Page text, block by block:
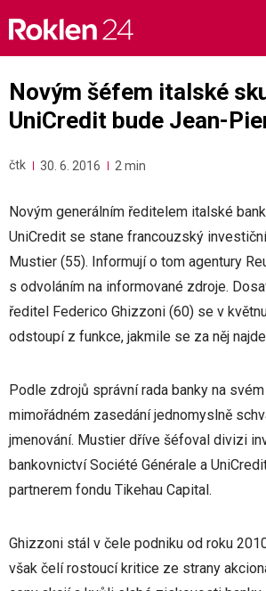
content
Novým šéfem italské
UniCredit bude Jean-
čtk 30. 6. 2016 2 min
Novým generálním ředitelem italské
UniCredit se stane francouzský
Mustier (55). Informují o tom agentury
s odvoláním na informované zdroje.
ředitel Federico Ghizzoni (60) se v
odstoupí z funkce, jakmile se za něj najde
Podle zdrojů správní rada banky na
mimořádném zasedání jednomyslně
jmenování. Mustier dříve šéfoval divizi
bankovnictví Société Générale a
partnerem fondu Tikehau Capital.
Ghizzoni stál v čele podniku od roku
však čelí rostoucí kritice ze strany